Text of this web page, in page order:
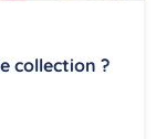
collection ?